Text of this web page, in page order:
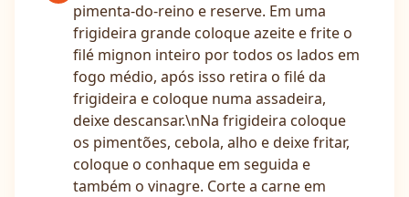
pimenta-do-reino e reserve. Em uma
frigideira grande coloque azeite e frite o
filé mignon inteiro por todos os lados em
fogo médio, após isso retira o filé da
frigideira e coloque numa assadeira,
deixe descansar.\nNa frigideira coloque
os pimentões, cebola, alho e deixe fritar,
coloque o conhaque em seguida e
também o vinagre. Corte a carne em